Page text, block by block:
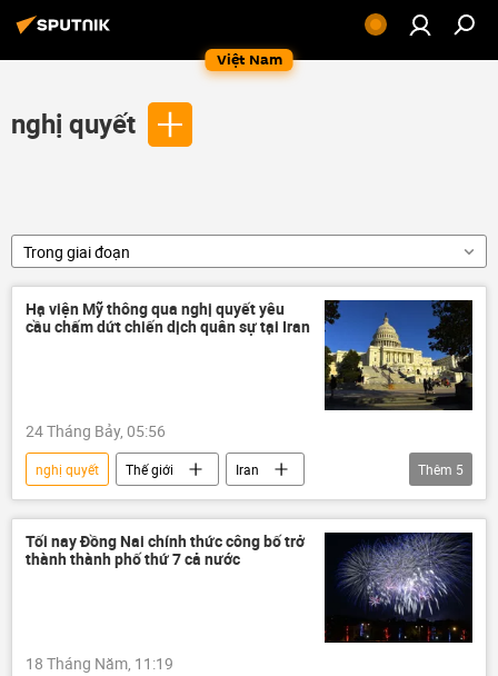
Việt Nam
nghị quyết
Trong giai đoạn
Hạ viện Mỹ thông qua nghị quyết yêu
cầu chấm dứt chiến dịch quân sự tại Iran
24 Tháng Bảy, 05:56
nghị quyết Thế giới
Iran
Xung đột Mỹ-Iran
Hoa Kỳ
Hạ Viện Mỹ
Donald Trump
Trung Đông
Thêm 5
Tối nay Đồng Nai chính thức công bố trở
thành thành phố thứ 7 cả nước
18 Tháng Năm, 11:19